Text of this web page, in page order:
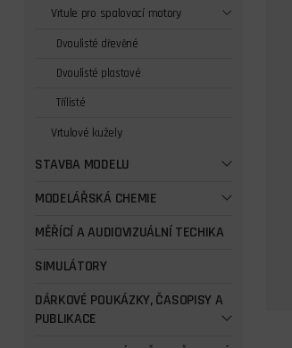
Vrtule pro spalovací motory
Dvoulisté dřevěné
Dvoulisté plastové
Třílisté
Vrtulové kužely
STAVBA MODELU
MODELÁŘSKÁ CHEMIE
MĚŘÍCÍ A AUDIOVIZUÁLNÍ TECHIKA
SIMULÁTORY
DÁRKOVÉ POUKÁZKY, ČASOPISY A
PUBLIKACE